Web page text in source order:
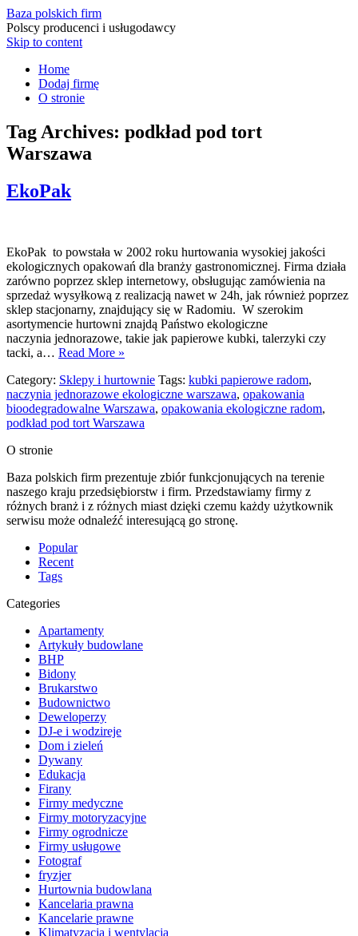
Baza polskich firm
Polscy producenci i usługodawcy
Skip to content
Home
Dodaj firmę
O stronie
Tag Archives: podkład pod tort
Warszawa
EkoPak
EkoPak to powstała w 2002 roku hurtowania wysokiej jakości
ekologicznych opakowań dla branży gastronomicznej. Firma działa
zarówno poprzez sklep internetowy, obsługując zamówienia na
sprzedaż wysyłkową z realizacją nawet w 24h, jak również poprzez
sklep stacjonarny, znajdujący się w Radomiu. W szerokim
asortymencie hurtowni znajdą Państwo ekologiczne
naczynia jednorazowe, takie jak papierowe kubki, talerzyki czy
tacki, a… Read More »
Category: Sklepy i hurtownie Tags: kubki papierowe radom,
naczynia jednorazowe ekologiczne warszawa, opakowania
bioodegradowalne Warszawa, opakowania ekologiczne radom,
podkład pod tort Warszawa
O stronie
Baza polskich firm prezentuje zbiór funkcjonujących na terenie
naszego kraju przedsiębiorstw i firm. Przedstawiamy firmy z
różnych branż i z różnych miast dzięki czemu każdy użytkownik
serwisu może odnaleźć interesującą go stronę.
Popular
Recent
Tags
Categories
Apartamenty
Artykuły budowlane
BHP
Bidony
Brukarstwo
Budownictwo
Deweloperzy
DJ-e i wodzireje
Dom i zieleń
Dywany
Edukacja
Firany
Firmy medyczne
Firmy motoryzacyjne
Firmy ogrodnicze
Firmy usługowe
Fotograf
fryzjer
Hurtownia budowlana
Kancelaria prawna
Kancelarie prawne
Klimatyzacja i wentylacja